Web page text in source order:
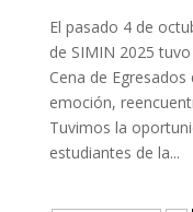
El pasado 4 de
de SIMIN 2025
Cena de
emoción,
Tuvimos la
estudiantes de la...